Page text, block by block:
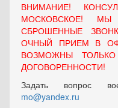
ВНИМАНИЕ!
МОСКОВСКОЕ!
СБРОШЕННЫЕ
ОЧНЫЙ ПРИЕМ В
ВОЗМОЖНЫ
ДОГОВОРЕННОСТИ!
Задать вопрос
mo@yandex.ru